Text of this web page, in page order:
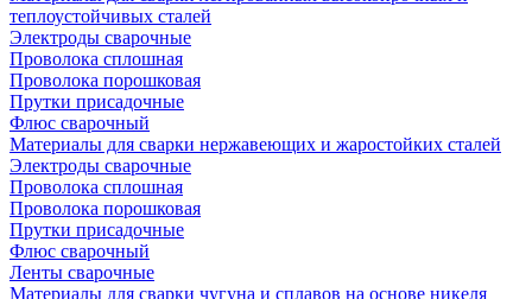
теплоустойчивых сталей
Электроды сварочные
Проволока сплошная
Проволока порошковая
Прутки присадочные
Флюс сварочный
Материалы для сварки нержавеющих и жаростойких сталей
Электроды сварочные
Проволока сплошная
Проволока порошковая
Прутки присадочные
Флюс сварочный
Ленты сварочные
Материалы для сварки чугуна и сплавов на основе никеля